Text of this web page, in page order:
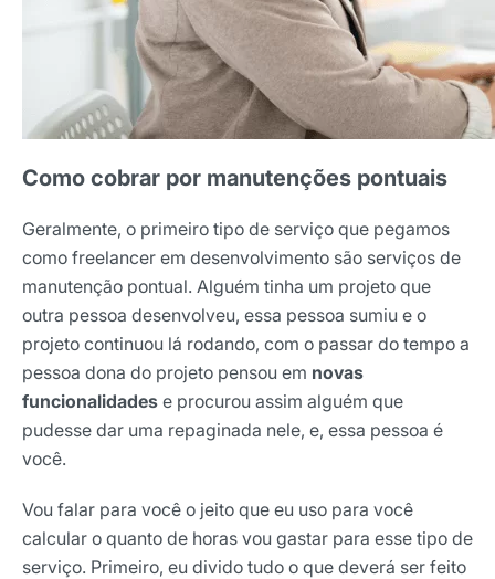
Como cobrar por manutenções pontuais
Geralmente, o primeiro tipo de serviço que pegamos
como freelancer em desenvolvimento são serviços de
manutenção pontual. Alguém tinha um projeto que
outra pessoa desenvolveu, essa pessoa sumiu e o
projeto continuou lá rodando, com o passar do tempo a
pessoa dona do projeto pensou em novas
funcionalidades e procurou assim alguém que
pudesse dar uma repaginada nele, e, essa pessoa é
você.
Vou falar para você o jeito que eu uso para você
calcular o quanto de horas vou gastar para esse tipo de
serviço. Primeiro, eu divido tudo o que deverá ser feito